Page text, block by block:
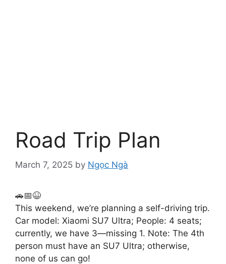
Road Trip Plan
March 7, 2025 by Ngọc Ngà
🚗📅😆
This weekend, we’re planning a self-driving trip.
Car model: Xiaomi SU7 Ultra; People: 4 seats;
currently, we have 3—missing 1. Note: The 4th
person must have an SU7 Ultra; otherwise,
none of us can go!